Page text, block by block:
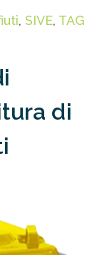
, SIVE, TAG
di